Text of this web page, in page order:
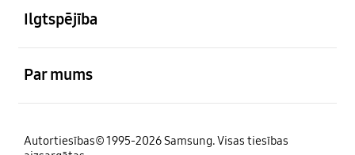
Ilgtspējība
Par mums
Autortiesības© 1995-2026 Samsung. Visas tiesības